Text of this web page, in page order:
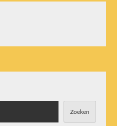
Zoeken